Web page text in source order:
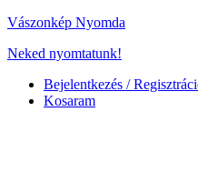
Vászonkép Nyomda
Neked nyomtatunk!
Bejelentkezés /
Kosaram